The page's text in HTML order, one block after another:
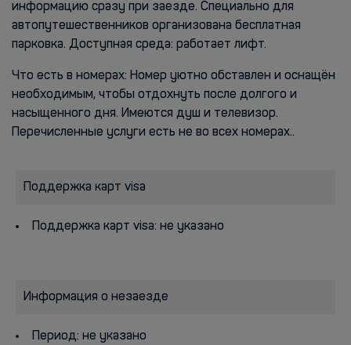
информацию сразу при заезде. Специально для
автопутешественников организована бесплатная
парковка. Доступная среда: работает лифт.
Что есть в номерах: Номер уютно обставлен и оснащён
необходимым, чтобы отдохнуть после долгого и
насыщенного дня. Имеются душ и телевизор.
Перечисленные услуги есть не во всех номерах..
Поддержка карт visa
Поддержка карт visa: не указано
Информация о незаезде
Период: не указано